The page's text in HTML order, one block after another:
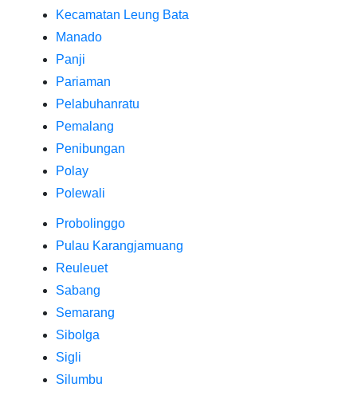
Kecamatan Leung Bata
Manado
Panji
Pariaman
Pelabuhanratu
Pemalang
Penibungan
Polay
Polewali
Probolinggo
Pulau Karangjamuang
Reuleuet
Sabang
Semarang
Sibolga
Sigli
Silumbu